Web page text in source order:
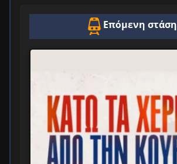
Επόμενη στάση